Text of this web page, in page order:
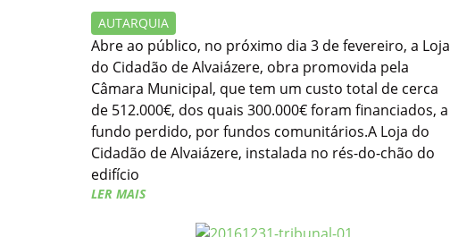
AUTARQUIA
Abre ao público, no próximo dia 3 de fevereiro, a Loja
do Cidadão de Alvaiázere, obra promovida pela
Câmara Municipal, que tem um custo total de cerca
de 512.000€, dos quais 300.000€ foram financiados, a
fundo perdido, por fundos comunitários.A Loja do
Cidadão de Alvaiázere, instalada no rés-do-chão do
edifício
LER MAIS